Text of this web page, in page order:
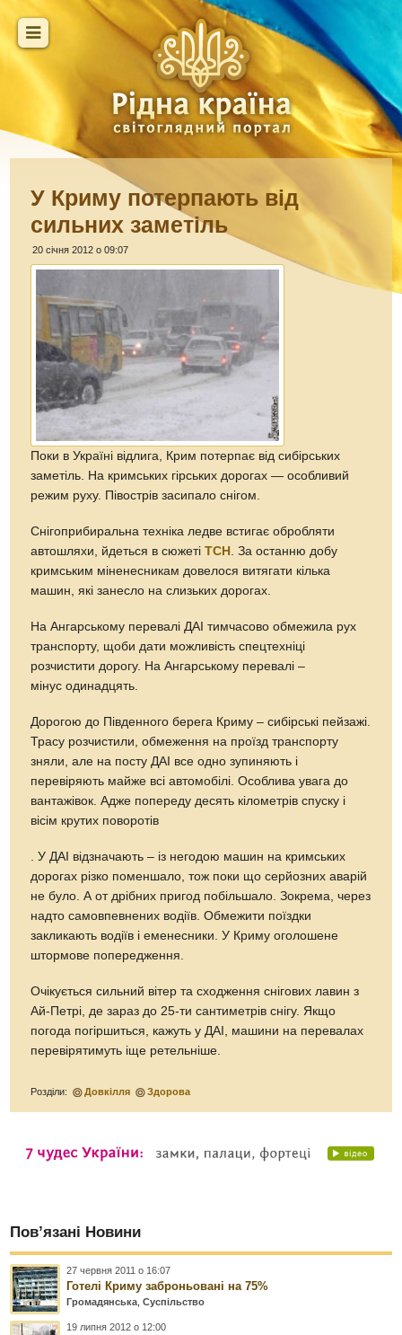
У Криму потерпають від
сильних заметіль
20 січня 2012 о 09:07
Поки в Україні відлига, Крим потерпає від сибірських
заметіль. На кримських гірських дорогах — особливий
режим руху. Півострів засипало снігом.
Снігоприбиральна техніка ледве встигає обробляти
автошляхи, йдеться в сюжетіТСН
. За останню добу
кримським міненесникам довелося витягати кілька
машин, які занесло на слизьких дорогах.
На Ангарському перевалі ДАІ тимчасово обмежила рух
транспорту, щоби дати можливість спецтехніці
розчистити дорогу. На Ангарському перевалі –
мінус одинадцять.
Дорогою до Південного берега Криму – сибірські пейзажі.
Трасу розчистили, обмеження на проїзд транспорту
зняли, але на посту ДАІ все одно зупиняють і
перевіряють майже всі автомобілі. Особлива увага до
вантажівок. Адже попереду десять кілометрів спуску і
вісім крутих поворотів
. У ДАІ відзначають – із негодою машин на кримських
дорогах різко поменшало, тож поки що серйозних аварій
не було. А от дрібних пригод побільшало. Зокрема, через
надто самовпевнених водіїв. Обмежити поїздки
закликають водіїв і еменесники. У Криму оголошене
штормове попередження.
Очікується сильний вітер та сходження снігових лавин з
Ай-Петрі, де зараз до 25-ти сантиметрів снігу. Якщо
погода погіршиться, кажуть у ДАІ, машини на перевалах
перевірятимуть іще ретельніше.
Розділи: Довкілля Здорова
Пов’язані Новини
27 червня 2011 о 16:07
Готелі Криму заброньовані на 75%
Громадянська ,Суспільство
19 липня 2012 о 12:00